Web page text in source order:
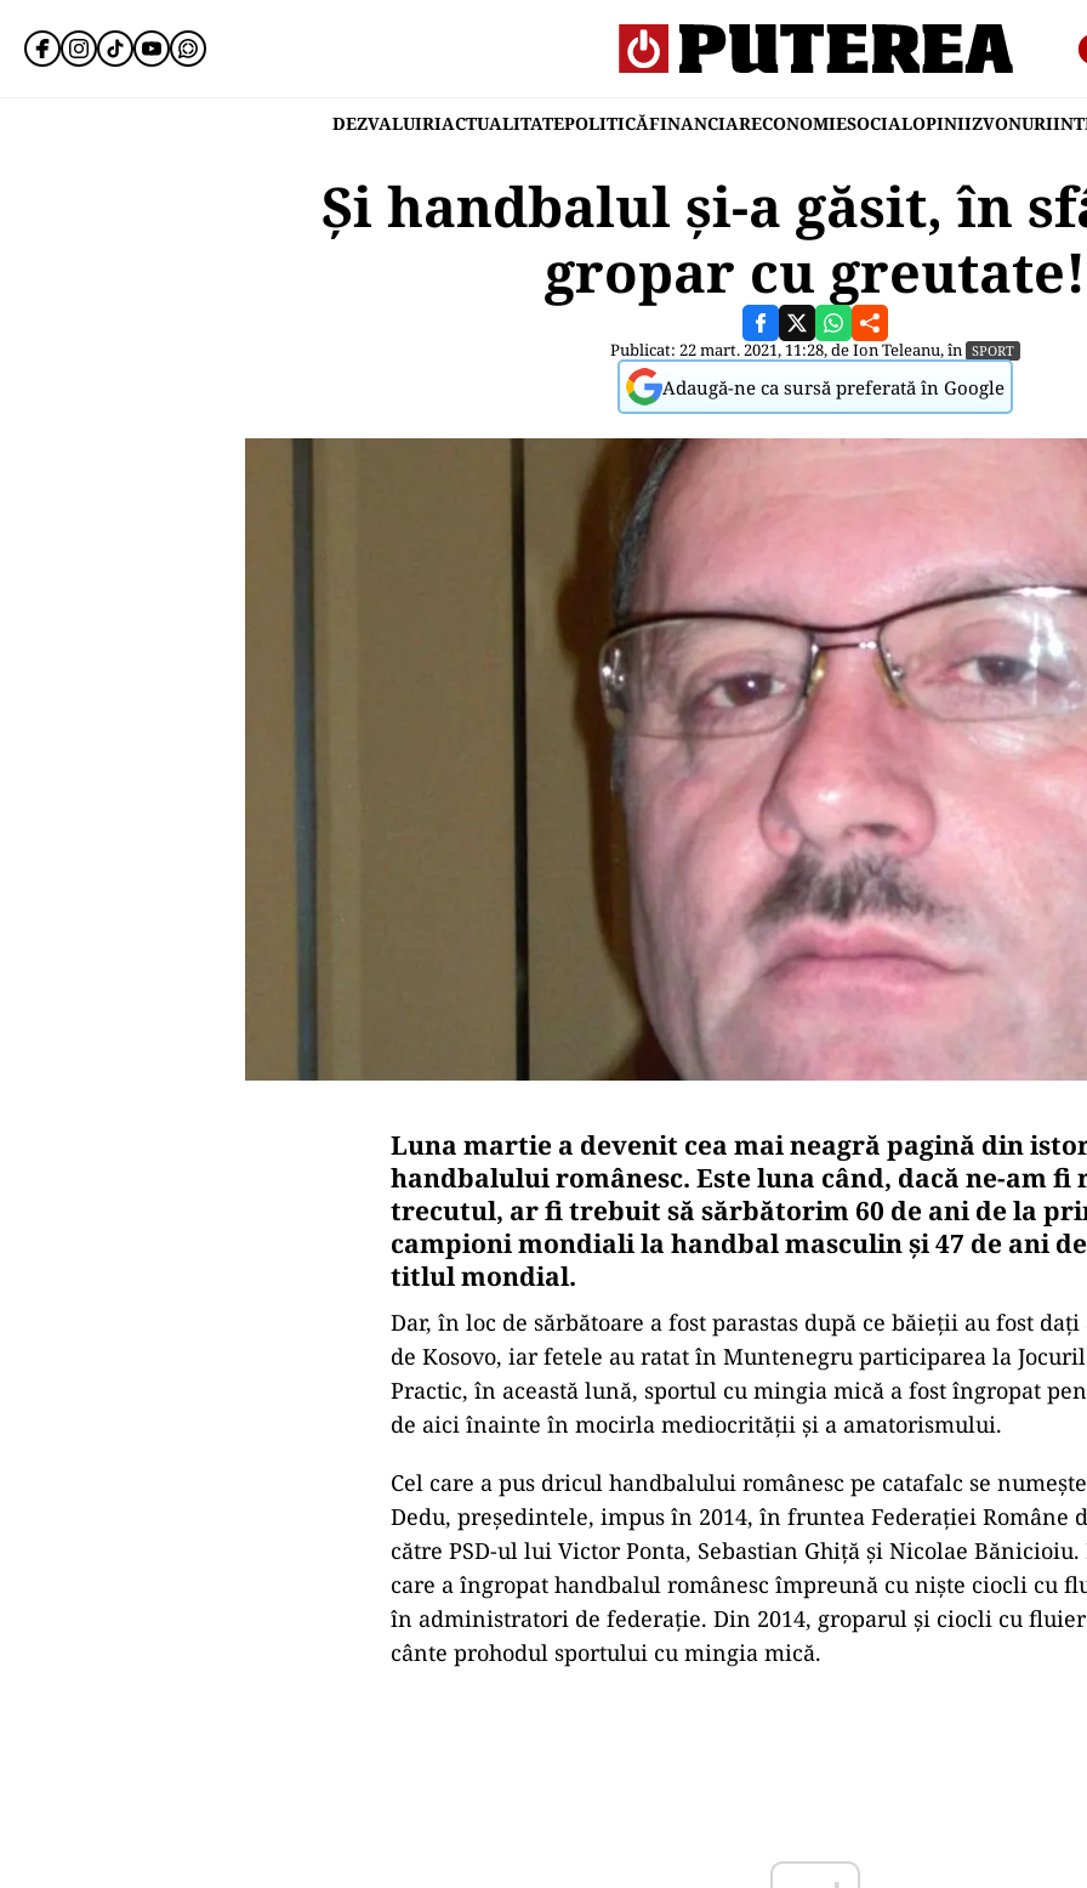
DEZVALUIRIACTUALITATEPOLITICĂFINANCIARECONOMIESOCIALOPINIIZVONURI
Și handbalul și-a găsit, în
gropar cu greutate!
Publicat: 22 mart. 2021, 11:28, deIon Teleanu, în SPORT
Adaugă-ne ca sursă preferată în Google
Luna martie a devenit cea mai neagră pagină din
handbalului românesc. Este luna când, dacă ne-am fi
trecutul, ar fi trebuit să sărbătorim 60 de ani de la
campioni mondiali la handbal masculin și 47 de ani
titlul mondial.
Dar, în loc de sărbătoare a fost parastas după ce băieții au fost
de Kosovo, iar fetele au ratat în Muntenegru participarea la
Practic, în această lună, sportul cu mingia mică a fost îngropat
de aici înainte în mocirla mediocrității și a amatorismului.
Cel care a pus dricul handbalului românesc pe catafalc se
Dedu, președintele, impus în 2014, în fruntea Federației Române
către PSD-ul lui Victor Ponta, Sebastian Ghiță și Nicolae Bănicioiu.
care a îngropat handbalul românesc împreună cu niște ciocli cu
în administratori de federație. Din 2014, groparul și ciocli cu
cânte prohodul sportului cu mingia mică.